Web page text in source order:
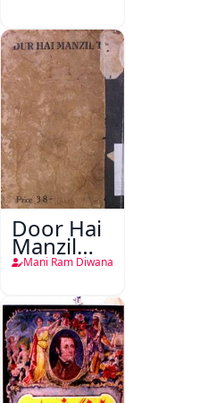
Door Hai
Manzil
Teri
Mani Ram Diwana